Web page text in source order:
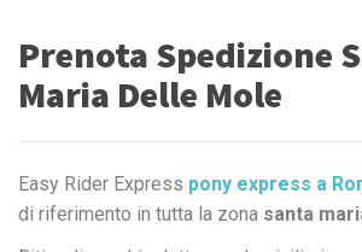
Prenota Spedizione
Maria Delle Mole
Easy Rider Express pony express a
di riferimento in tutta la zona santa